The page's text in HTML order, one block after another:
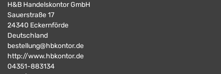
H&B Handelskontor GmbH
Sauerstraße 17
24340 Eckernförde
Deutschland
bestellung@hbkontor.de
http://www.hbkontor.de
04351-883134